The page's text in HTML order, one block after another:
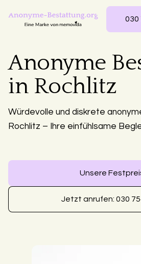
030
Anonyme
in Rochlitz
Würdevolle und diskrete
Rochlitz – Ihre einfühlsame
Unsere
Jetzt anrufen: 030